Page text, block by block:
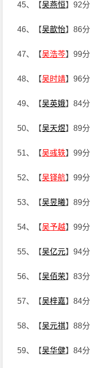
45、【吴燕恒】92分
46、【吴歆怡】86分
47、【吴浩芩】99分
48、【吴时靖】96分
49、【吴英娥】84分
50、【吴天煜】89分
51、【吴彧轶】99分
52、【吴铎航】99分
53、【吴昱曦】89分
54、【吴予越】99分
55、【吴亿元】94分
56、【吴佰荣】83分
57、【吴梓嘉】84分
58、【吴元祺】88分
59、【吴华健】84分